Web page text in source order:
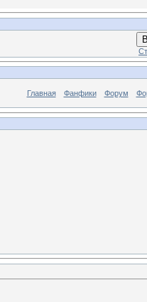
Главная Фанфики Форум